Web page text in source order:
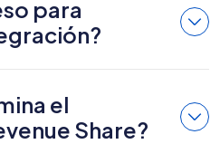
para
el
Share?